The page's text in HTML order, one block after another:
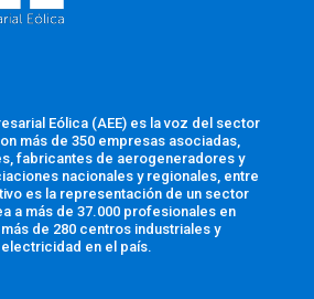
Eólica (AEE) es la voz del sector
más de 350 empresas asociadas,
fabricantes de aerogeneradores y
nacionales y regionales, entre
es la representación de un sector
a más de 37.000 profesionales en
de 280 centros industriales y
electricidad en el país.